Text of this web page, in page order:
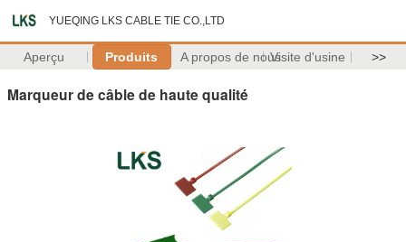
YUEQING LKS CABLE TIE CO.,LTD
Aperçu Produits A propos de nousVisite d'usine >>
Marqueur de câble de haute qualité